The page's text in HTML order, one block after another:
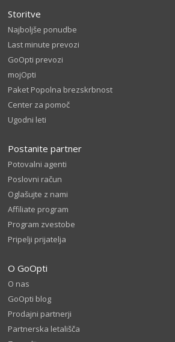
Storitve
Najboljše ponudbe
Last minute prevozi
GoOpti prevozi
mojOpti
Paket Popolna brezskrbnost
Center za pomoč
Ugodni leti
Postanite partner
Potovalni agenti
Poslovni račun
Oglašujte z nami
Affiliate program
Program zvestobe
Pripelji prijatelja
O GoOpti
O nas
GoOpti blog
Prodajni partnerji
Partnerska letališča